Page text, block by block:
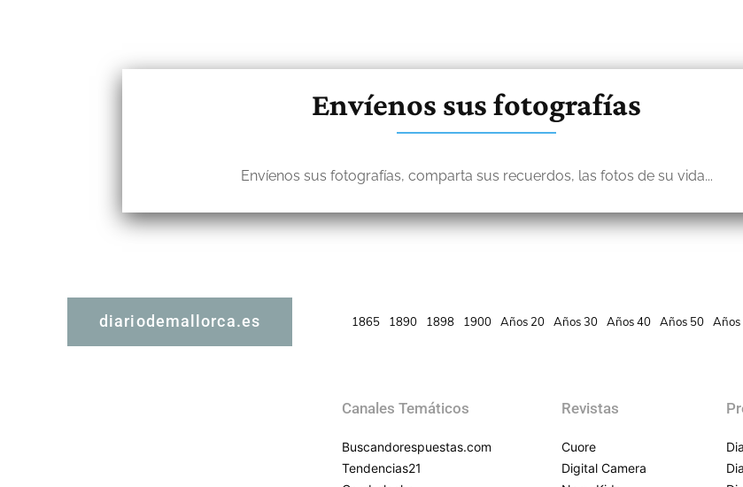
Envíenos sus fotografías
Envíenos sus fotografías, comparta sus recuerdos, las fotos de su vida...
diariodemallorca.es 1865 1890 1898 1900 Años 20 Años 30 Años 40 Años 50 Años
Canales Temáticos
Buscandorespuestas.com
Tendencias21
Revistas
Cuore
Digital Camera